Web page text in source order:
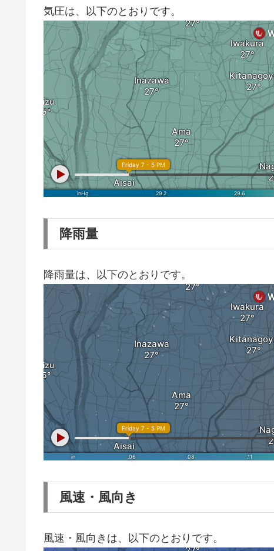
気圧は、以下のとおりです。
降雨量
降雨量は、以下のとおりです。
風速・風向き
風速・風向きは、以下のとおりです。